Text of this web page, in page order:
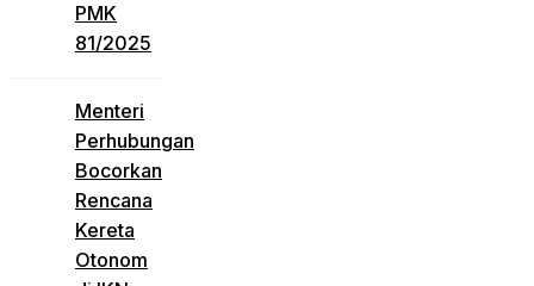
PMK
81/2025
Menteri
Perhubungan
Bocorkan
Rencana
Kereta
Otonom